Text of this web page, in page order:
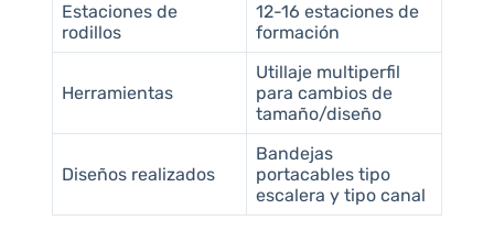
Estaciones de
rodillos
12-16 estaciones de
formación
Herramientas
Utillaje multiperfil
para cambios de
tamaño/diseño
Diseños realizados
Bandejas
portacables tipo
escalera y tipo canal